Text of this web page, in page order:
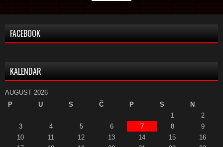
FACEBOOK
KALENDAR
AUGUST 2026
P
U S Č P S
N
1
2
3
4 5 6 7 8
9
10
11 12 13 14 15
16